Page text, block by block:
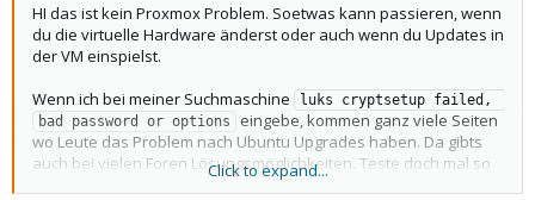
HI das ist kein Proxmox Problem. Soetwas kann passieren, wenn
du die virtuelle Hardware änderst oder auch wenn du Updates in
der VM einspielst.
Wenn ich bei meiner Suchmaschine
luks cryptsetup failed,
bad password or options
eingebe, kommen ganz viele Seiten
wo Leute das Problem nach Ubuntu Upgrades haben. Da gibts
auch bei vielen Foren Lösungsmöglichkeiten. Teste doch mal so
eine, aber am besten vorher eine Backup der VM machen.
Click to expand...